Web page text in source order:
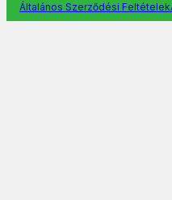
Általános Szerződési Feltételek